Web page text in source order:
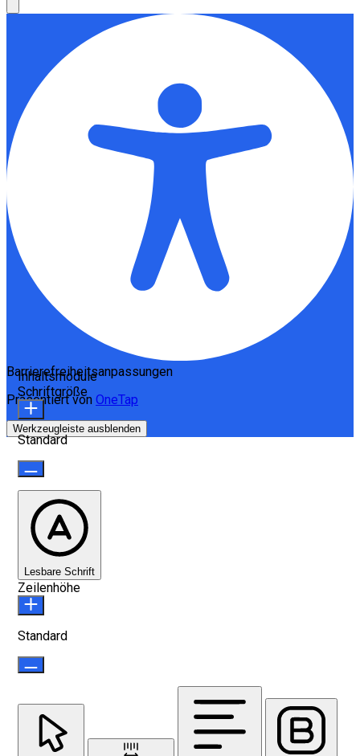
Barrierefreiheitsanpassungen
Präsentiert von OneTap
Werkzeugleiste ausblenden
Inhaltsmodule
Schriftgröße
Standard
Lesbare Schrift
Zeilenhöhe
Standard